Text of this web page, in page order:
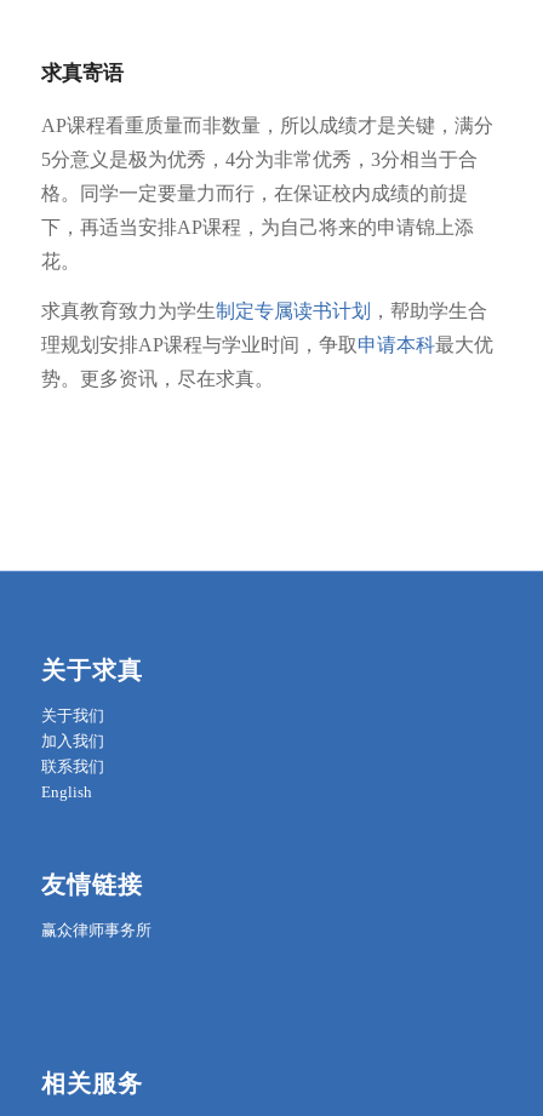
求真寄语
AP课程看重质量而非数量，所以成绩才是关键，满分
5分意义是极为优秀，4分为非常优秀，3分相当于合
格。同学一定要量力而行，在保证校内成绩的前提
下，再适当安排AP课程 ，为自己将来的申请锦上添
花。
求真教育致力为学生制定专属读书计划
，帮助学生合
理规划安排AP课程与学业时间，争取申请本科最大优
势。更多资讯，尽在求真。
关于求真
关于我们
加入我们
联系我们
English
友情链接
赢众律师事务所
相关服务